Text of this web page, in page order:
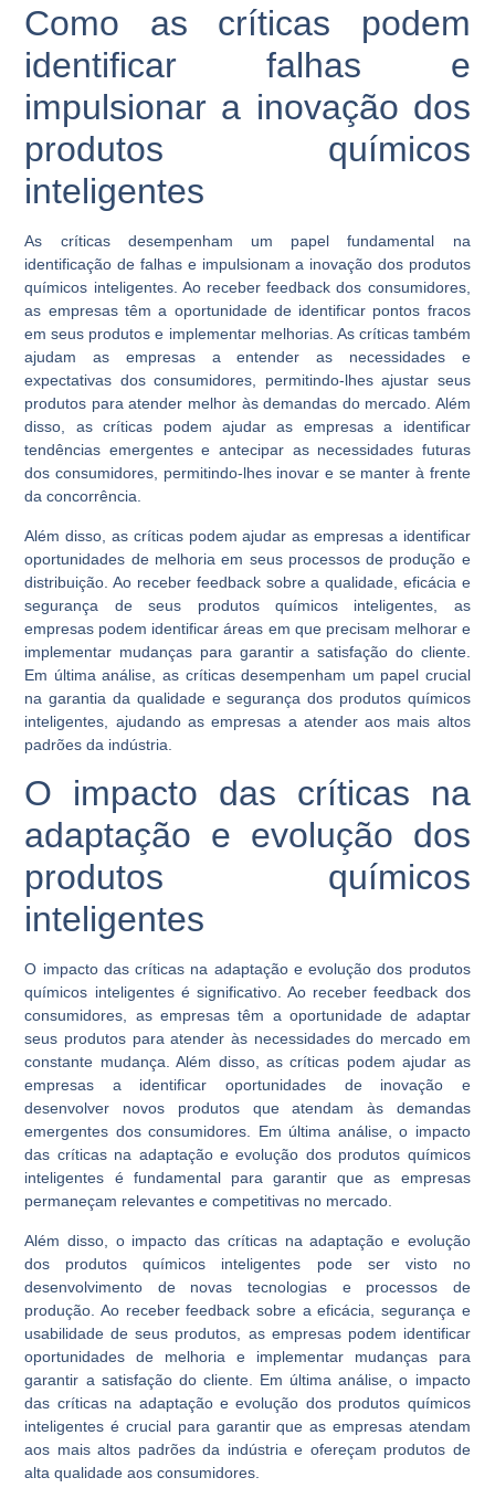
Como as críticas podem
identificar falhas e
impulsionar a inovação dos
produtos químicos
inteligentes
As críticas desempenham um papel fundamental na
identificação de falhas e impulsionam a inovação dos produtos
químicos inteligentes. Ao receber feedback dos consumidores,
as empresas têm a oportunidade de identificar pontos fracos
em seus produtos e implementar melhorias. As críticas também
ajudam as empresas a entender as necessidades e
expectativas dos consumidores, permitindo-lhes ajustar seus
produtos para atender melhor às demandas do mercado. Além
disso, as críticas podem ajudar as empresas a identificar
tendências emergentes e antecipar as necessidades futuras
dos consumidores, permitindo-lhes inovar e se manter à frente
da concorrência.
Além disso, as críticas podem ajudar as empresas a identificar
oportunidades de melhoria em seus processos de produção e
distribuição. Ao receber feedback sobre a qualidade, eficácia e
segurança de seus produtos químicos inteligentes, as
empresas podem identificar áreas em que precisam melhorar e
implementar mudanças para garantir a satisfação do cliente.
Em última análise, as críticas desempenham um papel crucial
na garantia da qualidade e segurança dos produtos químicos
inteligentes, ajudando as empresas a atender aos mais altos
padrões da indústria.
O impacto das críticas na
adaptação e evolução dos
produtos químicos
inteligentes
O impacto das críticas na adaptação e evolução dos produtos
químicos inteligentes é significativo. Ao receber feedback dos
consumidores, as empresas têm a oportunidade de adaptar
seus produtos para atender às necessidades do mercado em
constante mudança. Além disso, as críticas podem ajudar as
empresas a identificar oportunidades de inovação e
desenvolver novos produtos que atendam às demandas
emergentes dos consumidores. Em última análise, o impacto
das críticas na adaptação e evolução dos produtos químicos
inteligentes é fundamental para garantir que as empresas
permaneçam relevantes e competitivas no mercado.
Além disso, o impacto das críticas na adaptação e evolução
dos produtos químicos inteligentes pode ser visto no
desenvolvimento de novas tecnologias e processos de
produção. Ao receber feedback sobre a eficácia, segurança e
usabilidade de seus produtos, as empresas podem identificar
oportunidades de melhoria e implementar mudanças para
garantir a satisfação do cliente. Em última análise, o impacto
das críticas na adaptação e evolução dos produtos químicos
inteligentes é crucial para garantir que as empresas atendam
aos mais altos padrões da indústria e ofereçam produtos de
alta qualidade aos consumidores.